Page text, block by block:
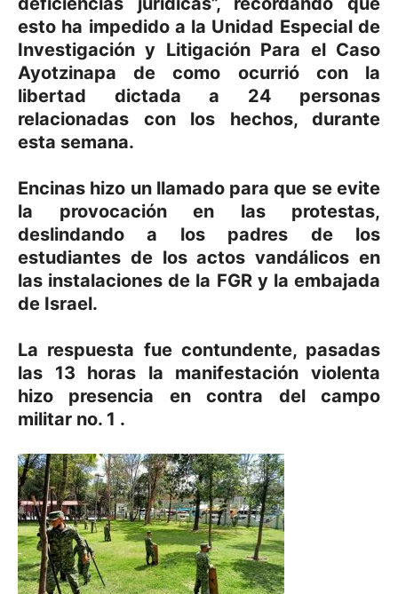
esto ha impedido a la Unidad Especial de
Investigación y Litigación Para el Caso
Ayotzinapa de como ocurrió con la
libertad dictada a 24 personas
relacionadas con los hechos, durante
esta semana.
Encinas hizo un llamado para que se evite
la provocación en las protestas,
deslindando a los padres de los
estudiantes de los actos vandálicos en
las instalaciones de la FGR y la embajada
de Israel.
La respuesta fue contundente, pasadas
las 13 horas la manifestación violenta
hizo presencia en contra del campo
militar no. 1 .